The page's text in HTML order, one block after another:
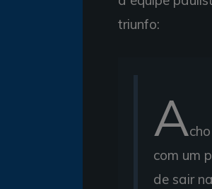
triunfo:
A
com um
de sair